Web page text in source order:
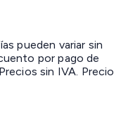
pueden variar sin
por pago de
sin IVA. Precio